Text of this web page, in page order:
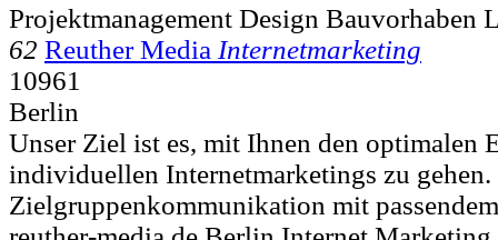
Projektmanagement Design Bauvorhaben
62 Reuther Media Internetmarketing
10961
Berlin
Unser Ziel ist es, mit Ihnen den optimalen
individuellen Internetmarketings zu gehen.
Zielgruppenkommunikation mit